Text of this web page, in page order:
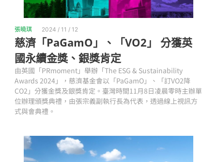
張曉琪 2024 / 11 / 12
慈濟「PaGamO」、「VO2」 分獲英
國永續金獎、銀獎肯定
由英國「PRmoment」舉辦「The ESG & Sustainability
Awards 2024」，慈濟基金會以「PaGamO」、「訂VO2降
CO2」分獲金獎及銀獎肯定。臺灣時間11月8日凌晨零時主辦單
位辦理頒獎典禮，由張宗義副執行長為代表，透過線上視訊方
式與會典禮。